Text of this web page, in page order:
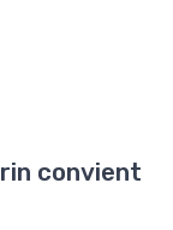
convient